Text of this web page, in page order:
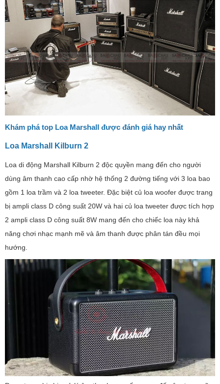
Khám phá top Loa Marshall được đánh giá hay nhất
Loa Marshall Kilburn 2
Loa di động Marshall Kilburn 2 độc quyền mang đến cho người
dùng âm thanh cao cấp nhờ hệ thống 2 đường tiếng với 3 loa bao
gồm 1 loa trầm và 2 loa tweeter. Đặc biệt củ loa woofer được trang
bị ampli class D công suất 20W và hai củ loa tweeter được tích hợp
2 ampli class D công suất 8W mang đến cho chiếc loa này khả
năng chơi nhạc mạnh mẽ và âm thanh được phân tán đều mọi
hướng.